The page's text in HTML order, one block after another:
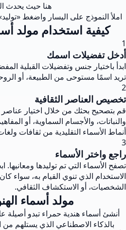
هنا حيث يحدث
املأ النموذج على اليسار واضغط
كيفية استخدام مولد
1
أدخل تفضيلات اسمك
ابدأ باختيار جنس وتفضيلات القبلية
تريد اسمًا مستوحى من الطبيعة، أو
2
تخصيص العناصر الثقافية
قم بتصحيح بحثك من خلال اختيار عناصر
والنباتات، والأجسام السماوية، أو
أنماط الأسماء التقليدية من ثقافات
3
راجع واختر الأسماء
تصفح الأسماء التي تم توليدها
الاستخدام الذي تنوي القيام به، سواء كان
الشخصيات، أو الاستكشاف الثقافي.
مولد أسماء
أنشئ أسماء هندية حمراء تبدو أصيلة
بالذكاء الاصطناعي الذي يستلهم من